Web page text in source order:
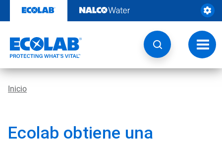
contenido
de
Inicio
Ecolab obtiene una